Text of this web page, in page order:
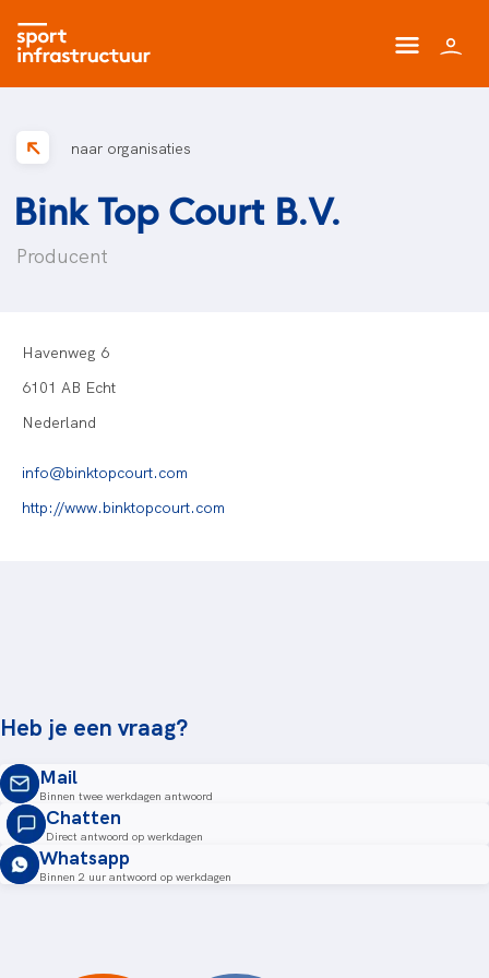
naar organisaties
Bink Top Court B.V.
Producent
Havenweg 6
6101 AB Echt
Nederland
info@binktopcourt.com
http://www.binktopcourt.com
Heb je een vraag?
Mail
Binnen twee werkdagen antwoord
Chatten
Direct antwoord op werkdagen
Whatsapp
Binnen 2 uur antwoord op werkdagen